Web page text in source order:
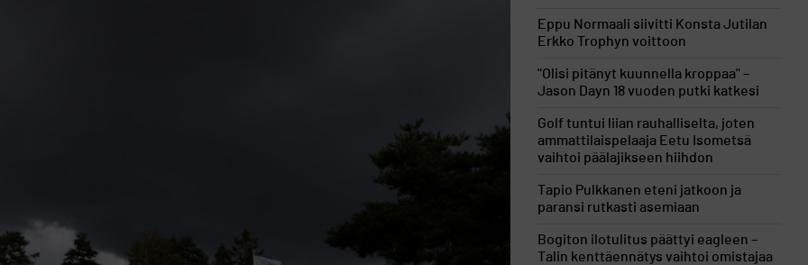
Eppu Normaali siivitti Konsta Jutilan
Erkko Trophyn voittoon
"Olisi pitänyt kuunnella kroppaa" –
Jason Dayn 18 vuoden putki katkesi
Golf tuntui liian rauhalliselta, joten
ammattilaispelaaja Eetu Isometsä
vaihtoi päälajikseen hiihdon
Tapio Pulkkanen eteni jatkoon ja
paransi rutkasti asemiaan
Bogiton ilotulitus päättyi eagleen –
Talin kenttäennätys vaihtoi omistajaa